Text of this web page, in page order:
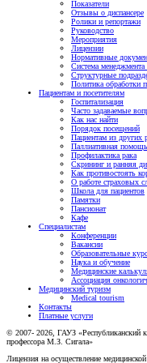
Показатели
Отзывы о диспансере
Ролики и репортажи
Руководство
Мероприятия
Лицензии
Нормативные
Система менеджмента
Структурные
Политика обработки
Пациентам и посетителям
Госпитализация
Часто задаваемые
Как нас найти
Порядок посещений
Пациентам из других
Паллиативная помощь
Профилактика рака
Скрининг и ранняя
Как противостоять
О работе страховых
Школа для пациентов
Памятки
Пансионат
Кафе
Специалистам
Конференции
Вакансии
Образовательные
Наука и обучение
Медицинские
Ассоциация
Медицинский туризм
Medical tourism
Контакты
Платные услуги
© 2007- 2026, ГАУЗ «Республиканский
профессора М.З. Сигала»
Лицензия на осуществление